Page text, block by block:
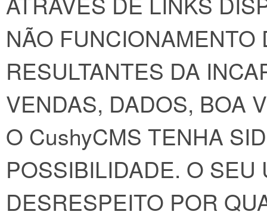
NÃO
RESULTANTES DA
VENDAS, DADOS, BOA
O CushyCMS TENHA
POSSIBILIDADE. O
DESRESPEITO POR